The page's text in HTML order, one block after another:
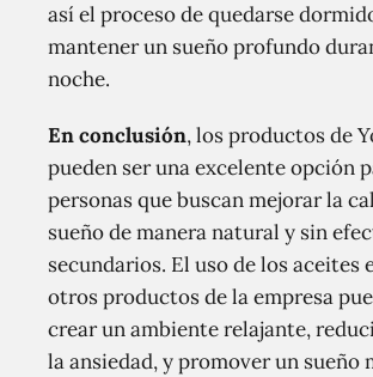
así el proceso de quedarse
mantener un sueño profundo
noche.
En conclusión, los productos de
pueden ser una excelente opción
personas que buscan mejorar la
sueño de manera natural y sin
secundarios. El uso de los aceites
otros productos de la empresa
crear un ambiente relajante,
la ansiedad, y promover un sueño